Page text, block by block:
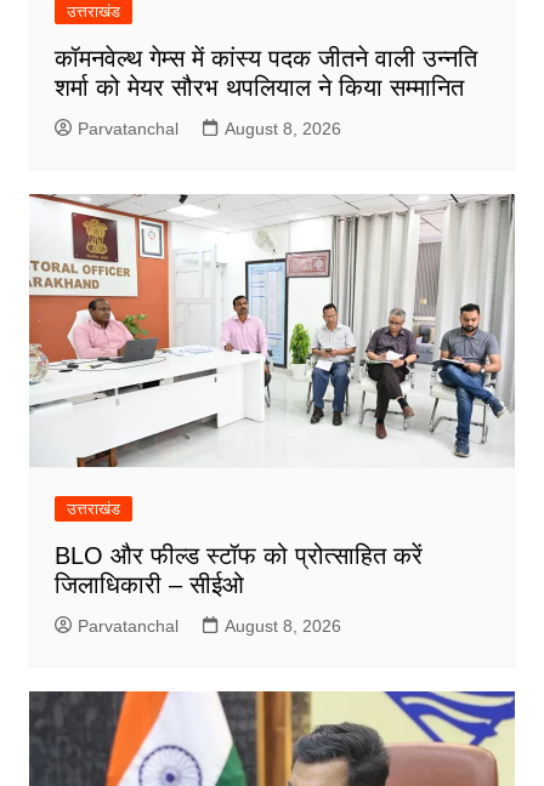
उत्तराखंड
कॉमनवेल्थ गेम्स में कांस्य पदक जीतने वाली उन्नति
शर्मा को मेयर सौरभ थपलियाल ने किया सम्मानित
Parvatanchal August 8, 2026
उत्तराखंड
BLO और फील्ड स्टॉफ को प्रोत्साहित करें
जिलाधिकारी – सीईओ
Parvatanchal August 8, 2026